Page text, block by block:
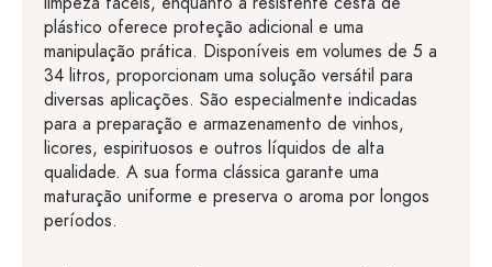
plástico oferece proteção adicional e uma
manipulação prática. Disponíveis em volumes de 5 a
34 litros, proporcionam uma solução versátil para
diversas aplicações. São especialmente indicadas
para a preparação e armazenamento de vinhos,
licores, espirituosos e outros líquidos de alta
qualidade. A sua forma clássica garante uma
maturação uniforme e preserva o aroma por longos
períodos.